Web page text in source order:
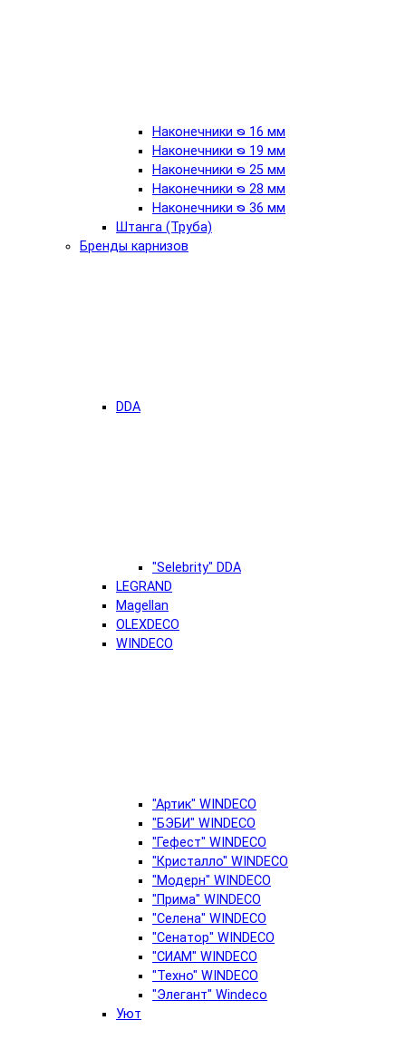
Наконечники ᴓ 16 мм
Наконечники ᴓ 19 мм
Наконечники ᴓ 25 мм
Наконечники ᴓ 28 мм
Наконечники ᴓ 36 мм
Штанга (Труба)
Бренды карнизов
DDA
"Selebrity" DDA
LEGRAND
Magellan
OLEXDECO
WINDECO
"Артик" WINDECO
"БЭБИ" WINDECO
"Гефест" WINDECO
"Кристалло" WINDECO
"Модерн" WINDECO
"Прима" WINDECO
"Селена" WINDECO
"Сенатор" WINDECO
"СИАМ" WINDECO
"Техно" WINDECO
"Элегант" Windeco
Уют